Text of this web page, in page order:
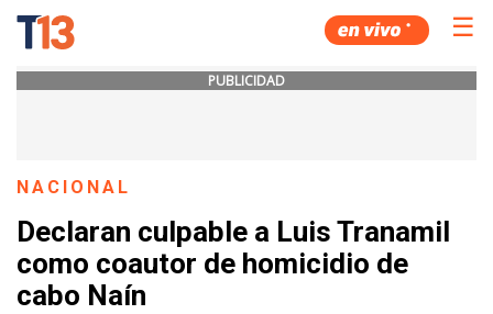
☰
PUBLICIDAD
NACIONAL
Declaran culpable a Luis Tranamil
como coautor de homicidio de
cabo Naín